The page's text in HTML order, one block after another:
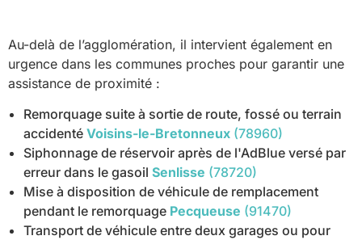
Au-delà de l’agglomération, il intervient également en
urgence dans les communes proches pour garantir une
assistance de proximité :
Remorquage suite à sortie de route, fossé ou terrain
accidenté Voisins-le-Bretonneux (78960)
Siphonnage de réservoir après de l'AdBlue versé par
erreur dans le gasoil Senlisse (78720)
Mise à disposition de véhicule de remplacement
pendant le remorquage Pecqueuse (91470)
Transport de véhicule entre deux garages ou pour